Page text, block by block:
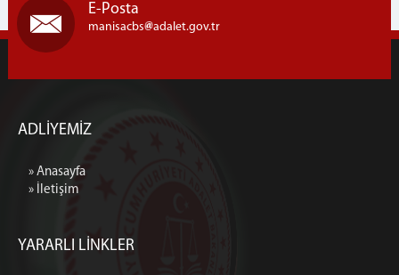
E-Posta
manisacbs adalet.gov.tr
ADLİYEMİZ
» Anasayfa
» İletişim
YARARLI LİNKLER